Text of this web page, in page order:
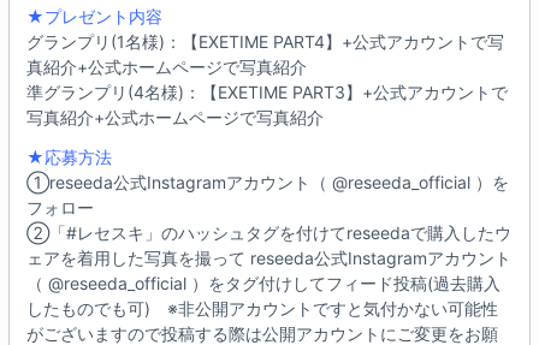
★プレゼント内容
グランプリ(1名様)：【EXETIME PART4】+公式アカウントで写
真紹介+公式ホームページで写真紹介
準グランプリ(4名様)：【EXETIME PART3】+公式アカウントで
写真紹介+公式ホームページで写真紹介
★応募方法
①reseeda公式Instagramアカウント（ @reseeda_official ）を
フォロー
②「#レセスキ」のハッシュタグを付けてreseedaで購入したウ
ェアを着用した写真を撮って reseeda公式Instagramアカウント
（ @reseeda_official ）をタグ付けしてフィード投稿(過去購入
したものでも可)⠀ ※非公開アカウントですと気付かない可能性
がございますので投稿する際は公開アカウントにご変更をお願